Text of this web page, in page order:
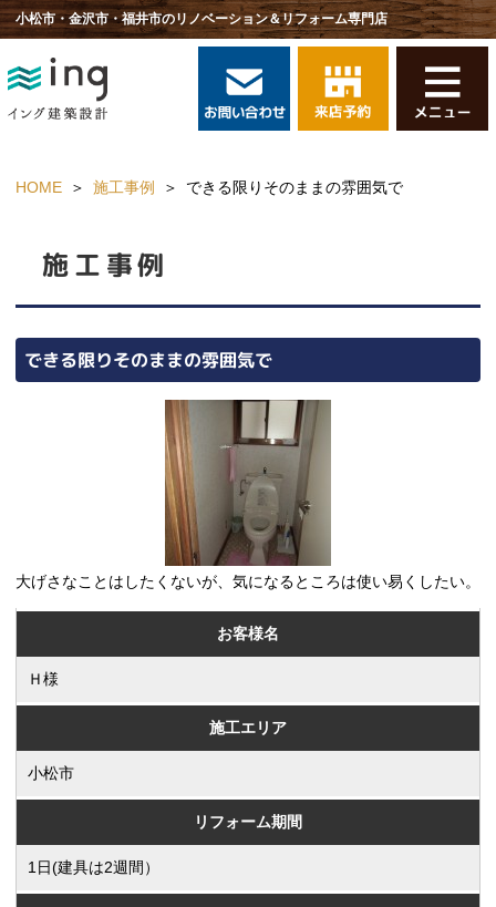
小松市・金沢市・福井市のリノベーション＆リフォーム専門店
HOME 施工事例 できる限りそのままの雰囲気で
施工事例
できる限りそのままの雰囲気で
大げさなことはしたくないが、気になるところは使い易くしたい。
お客様名
Ｈ様
施工エリア
小松市
リフォーム期間
1日(建具は2週間）